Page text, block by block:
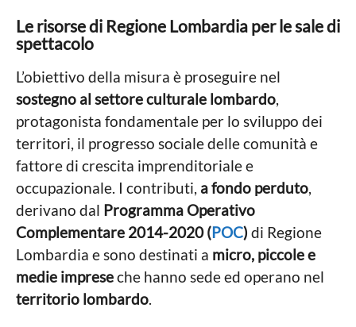
Le risorse di Regione Lombardia per le sale di
spettacolo
L’obiettivo della misura è proseguire nel
sostegno al settore culturale lombardo,
protagonista fondamentale per lo sviluppo dei
territori, il progresso sociale delle comunità e
fattore di crescita imprenditoriale e
occupazionale. I contributi, a fondo perduto,
derivano dal Programma Operativo
Complementare 2014-2020 (POC) di Regione
Lombardia e sono destinati a micro, piccole e
medie impreseche hanno sede ed operano nel
territorio lombardo.